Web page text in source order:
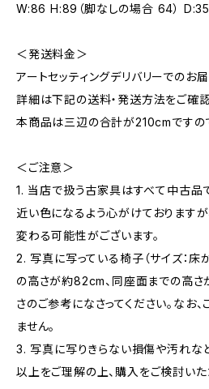
W:86 H:89（脚なしの場合 64）
＜発送料金＞
アートセッティングデリバリーでのお届
詳細は下記の送料・発送方法をご確認
本商品は三辺の合計が210cmですので
＜ご注意＞
1. 当店で扱う古家具はすべて中古品
近い色になるよう心がけております
変わる可能性がございます。
2. 写真に写っている椅子（サイズ：
の高さが約82cm、同座面までの高さ
さのご参考になさってください。なお
ません。
3. 写真に写りきらない損傷や汚れな
以上をご理解の上、購入をご検討いた